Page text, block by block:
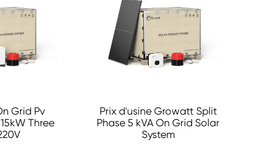
Grid Pv
Three
Prix d'usine Growatt Split
Phase 5 kVA On Grid Solar
System